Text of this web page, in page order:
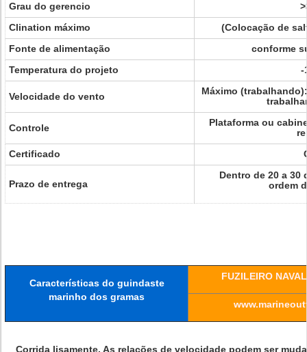
Grau do gerencio
>
Clination máximo
(Colocação de
Fonte de alimentação
conforme
Temperatura do projeto
-
Velocidade do vento
Máximo
Controle
Plataforma ou
Certificado
Prazo de entrega
Dentro de 20 a 30
ordem
Características do guindaste
marinho dos gramas
FUZILEIRO
Corrida lisamente. As relações de velocidade podem ser